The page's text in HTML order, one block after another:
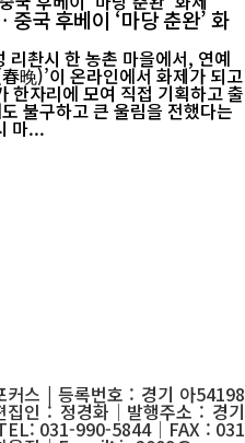
국 후베이 ‘마당 춘완’ 화
촨시 한 농촌 마을에서, 연예
晚)’이 온라인에서 화제가 되고
한자리에 모여 직접 기획하고 출
불구하고 큰 울림을 전했다는
마...
스 | 등록번호 : 경기 아54198
인 : 정경화│발행주소 : 경기
031-990-5844│FAX : 031